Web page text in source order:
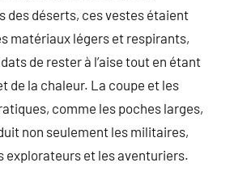
des déserts, ces vestes étaient
matériaux légers et respirants,
de rester à l’aise tout en étant
de la chaleur. La coupe et les
comme les poches larges,
non seulement les militaires,
explorateurs et les aventuriers.